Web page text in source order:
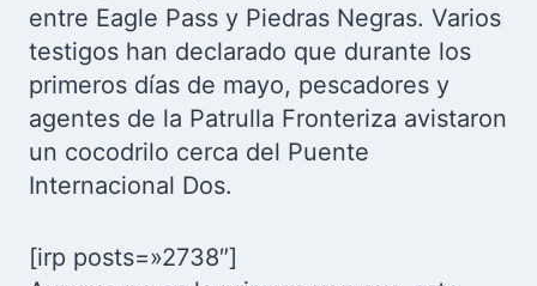
entre Eagle Pass y Piedras Negras. Varios
testigos han declarado que durante los
primeros días de mayo, pescadores y
agentes de la Patrulla Fronteriza avistaron
un cocodrilo cerca del Puente
Internacional Dos.
[irp posts=»2738″]